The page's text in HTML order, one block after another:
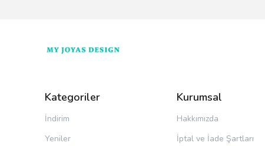
Kategoriler
İndirim
Yeniler
Kurumsal
Hakkımızda
İptal ve İade Şartları